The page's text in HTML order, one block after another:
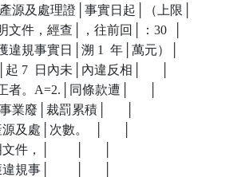
│產源及處理證│事實日起│（上限│
明文件，經查│，往前回│：30  │
違規事實日│溯 1  年│萬元）│
7  日內未│內違反相│      │
者。A=2.│同條款遭│      │
事業廢│裁罰累積│      │
源及處│次數。  │      │
件，│        │      │
規事│        │      │